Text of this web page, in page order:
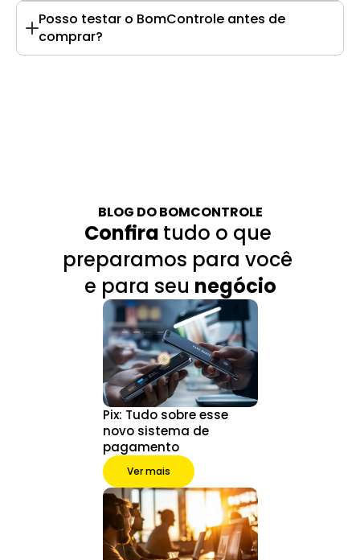
Posso testar o BomControle antes de
comprar?
BLOG DO BOMCONTROLE
Confira tudo o que
preparamos para você
e para seu negócio
Pix: Tudo sobre esse
novo sistema de
pagamento
Ver mais